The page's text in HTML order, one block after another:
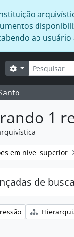
ao
Buscar
Opções de busca
1
em nível superior
de busca